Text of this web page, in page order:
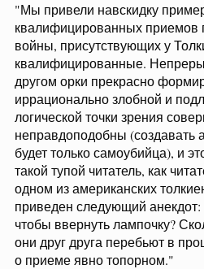
"Мы привели навскидку
квалифицированных приемов
войны, присутствующих у
квалифицированные.
другом орки прекрасно
иррационально злобной и
логической точки зрения
неправдоподобны (создавать
будет только самоубийца), и
такой тупой читатель, как
одном из американских
приведен следующий
чтобы ввернуть лампочку?
они друг друга перебьют в
о приеме явно топорном."